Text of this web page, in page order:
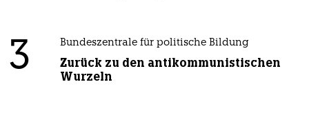
3 Bundeszentrale für politische Bildung
Zurück zu den antikommunistischen
Wurzeln